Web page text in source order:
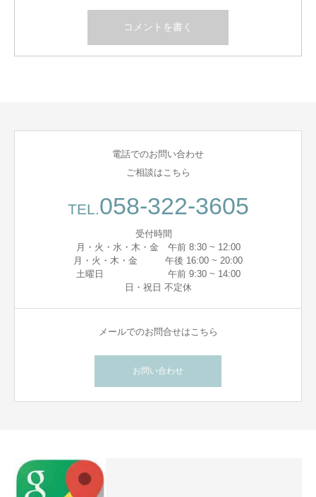
電話でのお問い合わせ
ご相談はこちら
TEL.058-322-3605
受付時間
月・火・水・木・金 午前 8:30 ~ 12:00
月・火・木・金 午後 16:00 ~ 20:00
土曜日 午前 9:30 ~ 14:00
日・祝日 不定休
メールでのお問合せはこちら
お問い合わせ